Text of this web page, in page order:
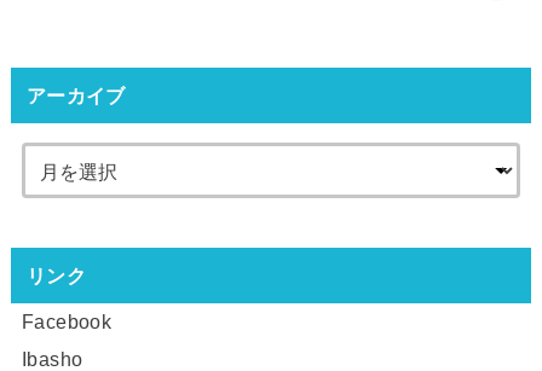
アーカイブ
リンク
Facebook
Ibasho